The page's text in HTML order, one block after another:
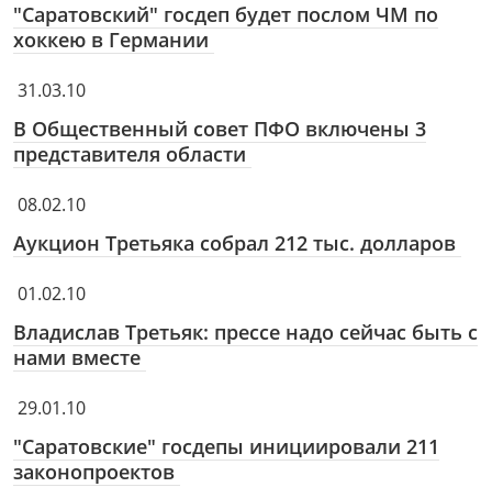
"Саратовский" госдеп будет послом ЧМ по
хоккею в Германии
31.03.10
В Общественный совет ПФО включены 3
представителя области
08.02.10
Аукцион Третьяка собрал 212 тыс. долларов
01.02.10
Владислав Третьяк: прессе надо сейчас быть с
нами вместе
29.01.10
"Саратовские" госдепы инициировали 211
законопроектов